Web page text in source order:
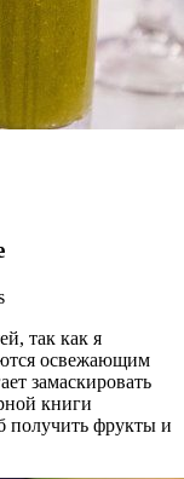
так как я
освежающим
замаскировать
книги
получить фрукты и